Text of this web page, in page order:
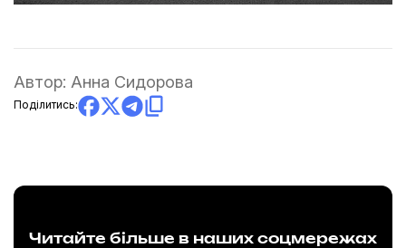
Автор: Анна Сидорова
Поділитись:
Читайте більше в наших соцмережах